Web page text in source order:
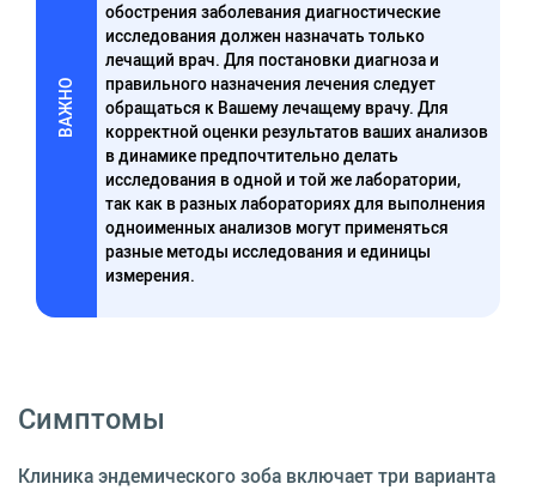
ВАЖНО
обострения заболевания диагностические
исследования должен назначать только
лечащий врач. Для постановки диагноза и
правильного назначения лечения следует
обращаться к Вашему лечащему врачу. Для
корректной оценки результатов ваших анализов
в динамике предпочтительно делать
исследования в одной и той же лаборатории,
так как в разных лабораториях для выполнения
одноименных анализов могут применяться
разные методы исследования и единицы
измерения.
Симптомы
Клиника эндемического зоба включает три варианта